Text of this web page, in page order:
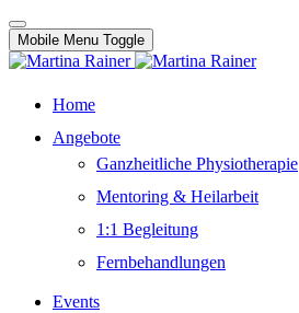
Mobile Menu Toggle
Home
Angebote
Ganzheitliche Physiotherapie
Mentoring & Heilarbeit
1:1 Begleitung
Fernbehandlungen
Events